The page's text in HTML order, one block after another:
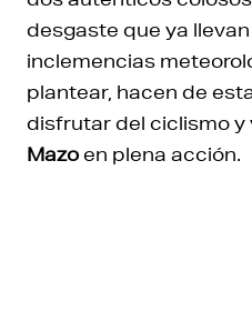
desgaste que ya
inclemencias
plantear, hacen de
disfrutar del ciclismo y
Mazoen plena acción.